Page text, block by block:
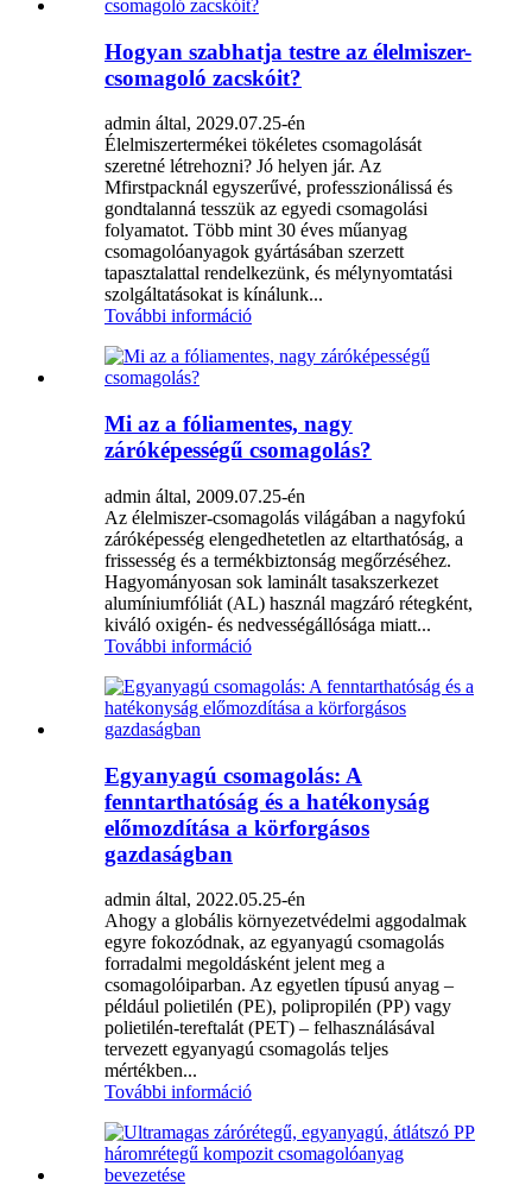
Hogyan szabhatja testre az élelmiszer-
csomagoló zacskóit?
admin által, 2029.07.25-én
Élelmiszertermékei tökéletes csomagolását
szeretné létrehozni? Jó helyen jár. Az
Mfirstpacknál egyszerűvé, professzionálissá és
gondtalanná tesszük az egyedi csomagolási
folyamatot. Több mint 30 éves műanyag
csomagolóanyagok gyártásában szerzett
tapasztalattal rendelkezünk, és mélynyomtatási
szolgáltatásokat is kínálunk...
További információ
Mi az a fóliamentes, nagy
záróképességű csomagolás?
admin által, 2009.07.25-én
Az élelmiszer-csomagolás világában a nagyfokú
záróképesség elengedhetetlen az eltarthatóság, a
frissesség és a termékbiztonság megőrzéséhez.
Hagyományosan sok laminált tasakszerkezet
alumíniumfóliát (AL) használ magzáró rétegként,
kiváló oxigén- és nedvességállósága miatt...
További információ
Egyanyagú csomagolás: A
fenntarthatóság és a hatékonyság
előmozdítása a körforgásos
gazdaságban
admin által, 2022.05.25-én
Ahogy a globális környezetvédelmi aggodalmak
egyre fokozódnak, az egyanyagú csomagolás
forradalmi megoldásként jelent meg a
csomagolóiparban. Az egyetlen típusú anyag –
például polietilén (PE), polipropilén (PP) vagy
polietilén-tereftalát (PET) – felhasználásával
tervezett egyanyagú csomagolás teljes
mértékben...
További információ